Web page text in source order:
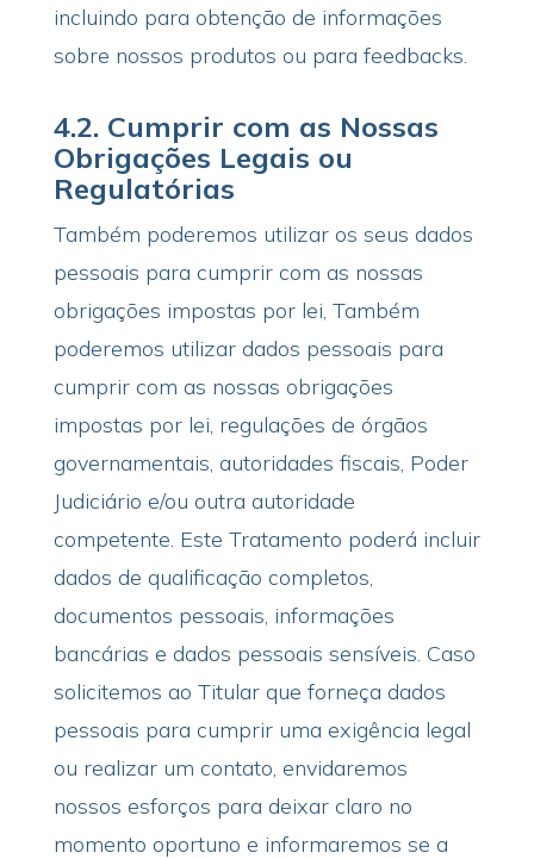
incluindo para obtenção de informações
sobre nossos produtos ou para feedbacks.
4.2. Cumprir com as Nossas
Obrigações Legais ou
Regulatórias
Também poderemos utilizar os seus dados
pessoais para cumprir com as nossas
obrigações impostas por lei, Também
poderemos utilizar dados pessoais para
cumprir com as nossas obrigações
impostas por lei, regulações de órgãos
governamentais, autoridades fiscais, Poder
Judiciário e/ou outra autoridade
competente. Este Tratamento poderá incluir
dados de qualificação completos,
documentos pessoais, informações
bancárias e dados pessoais sensíveis. Caso
solicitemos ao Titular que forneça dados
pessoais para cumprir uma exigência legal
ou realizar um contato, envidaremos
nossos esforços para deixar claro no
momento oportuno e informaremos se a